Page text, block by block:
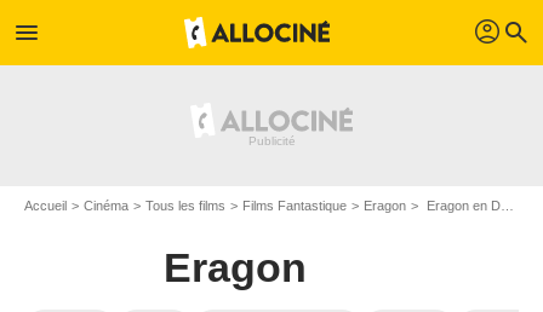
menu profil search
Accueil Cinéma Tous les films Films Fantastique Eragon Eragon en DVD Blu Ray
Eragon